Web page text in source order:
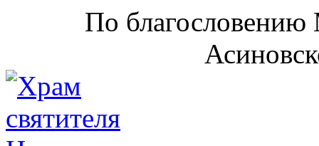
По благословению